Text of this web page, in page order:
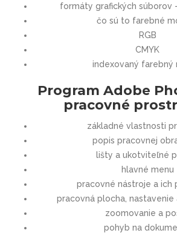
formáty grafických súborov -
čo sú to farebné
RGB
CMYK
indexovaný farebný
Program Adobe
pracovné
základné vlastnosti
popis pracovnej
lišty a ukotviteľné
hlavné menu
pracovné nástroje a ich
pracovná plocha,
zoomovanie a
pohyb na